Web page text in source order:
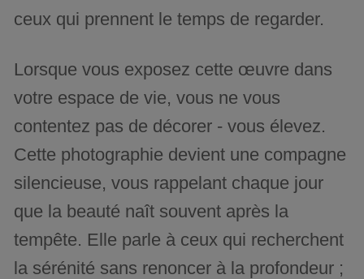
ceux qui prennent le temps de regarder.
Lorsque vous exposez cette œuvre dans
votre espace de vie, vous ne vous
contentez pas de décorer - vous élevez.
Cette photographie devient une compagne
silencieuse, vous rappelant chaque jour
que la beauté naît souvent après la
tempête. Elle parle à ceux qui recherchent
la sérénité sans renoncer à la profondeur ;